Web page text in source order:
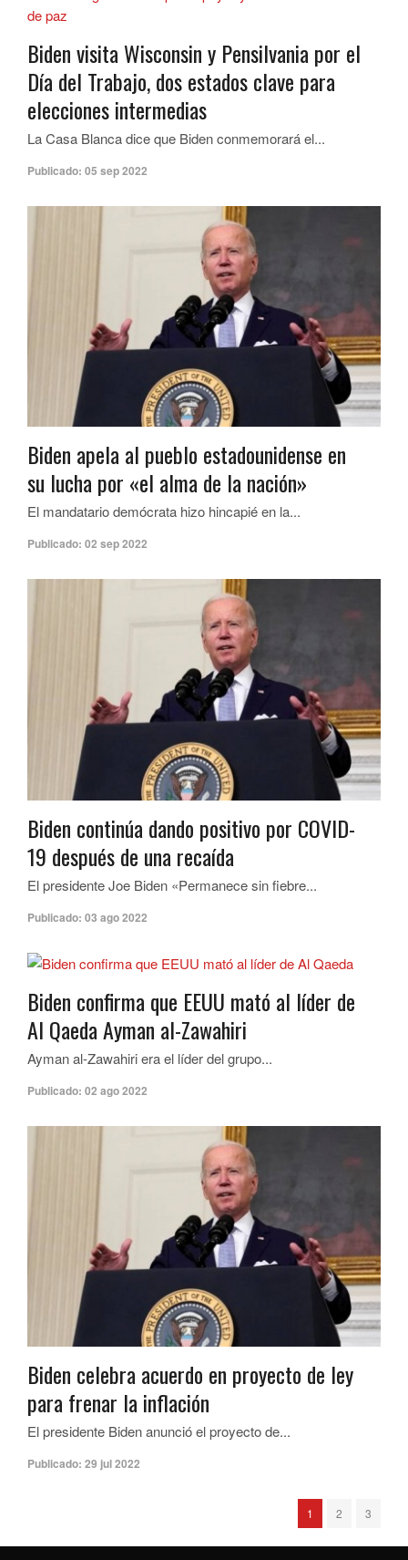
Biden visita Wisconsin y Pensilvania por el
Día del Trabajo, dos estados clave para
elecciones intermedias
La Casa Blanca dice que Biden conmemorará el...
Publicado: 05 sep 2022
Biden apela al pueblo estadounidense en
su lucha por «el alma de la nación»
El mandatario demócrata hizo hincapié en la...
Publicado: 02 sep 2022
Biden continúa dando positivo por COVID-
19 después de una recaída
El presidente Joe Biden «Permanece sin fiebre...
Publicado: 03 ago 2022
Biden confirma que EEUU mató al líder de
Al Qaeda Ayman al-Zawahiri
Ayman al-Zawahiri era el líder del grupo...
Publicado: 02 ago 2022
Biden celebra acuerdo en proyecto de ley
para frenar la inflación
El presidente Biden anunció el proyecto de...
Publicado: 29 jul 2022
1 2 3